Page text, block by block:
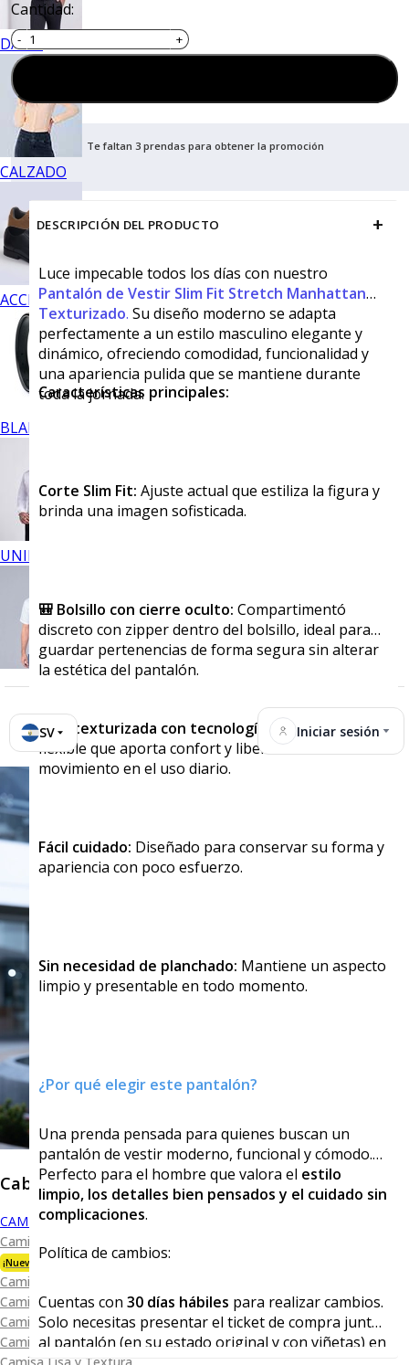
DAMA
CALZADO
ACCESORIOS
BLANCOS
UNIFORMES
SV Iniciar sesión
Caballero
CAMISAS
Camisa Premium Bambú
¡Nueva Colección!
Camisa Blanca
Camisa Performance
Camisa Piqué
Camisa Oxford
Cantidad:
Te faltan 3 prendas para obtener la promoción
DESCRIPCIÓN DEL PRODUCTO +
Luce impecable todos los días con nuestro
Pantalón de Vestir Slim Fit Stretch Manhattan
Texturizado. Su diseño moderno se adapta
perfectamente a un estilo masculino elegante y
dinámico, ofreciendo comodidad, funcionalidad y
una apariencia pulida que se mantiene durante
toda la jornada.
Características principales:
Corte Slim Fit: Ajuste actual que estiliza la figura y
brinda una imagen sofisticada.
🎒 Bolsillo con cierre oculto: Compartimentó
discreto con zipper dentro del bolsillo, ideal para
guardar pertenencias de forma segura sin alterar
la estética del pantalón.
Tela texturizada con tecnología stretch:Tejido
flexible que aporta confort y libertad de
movimiento en el uso diario.
Fácil cuidado: Diseñado para conservar su forma y
apariencia con poco esfuerzo.
Sin necesidad de planchado: Mantiene un aspecto
limpio y presentable en todo momento.
¿Por qué elegir este pantalón?
Una prenda pensada para quienes buscan un
pantalón de vestir moderno, funcional y cómodo.
Perfecto para el hombre que valora el estilo
limpio, los detalles bien pensados y el cuidado sin
complicaciones.
Política de cambios:
Cuentas con 30 días hábiles para realizar cambios.
Solo necesitas presentar el ticket de compra junto
al pantalón (en su estado original y con viñetas) en